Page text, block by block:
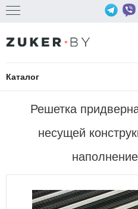
Каталог
Решетка
несущей